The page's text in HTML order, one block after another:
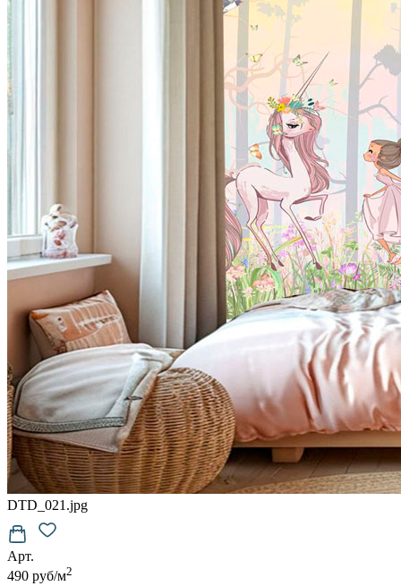
3700
BRISE
4100
CARRETO
KROSTA
STRADO
руб/м2
Подробнее о материалах
DTD_021.jpg
Арт.
490 руб/м2